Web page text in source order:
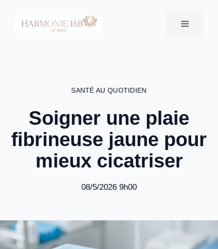
contenu
MENU
SANTÉ AU QUOTIDIEN
Soigner une plaie
fibrineuse jaune pour
mieux cicatriser
08/5/2026 9h00